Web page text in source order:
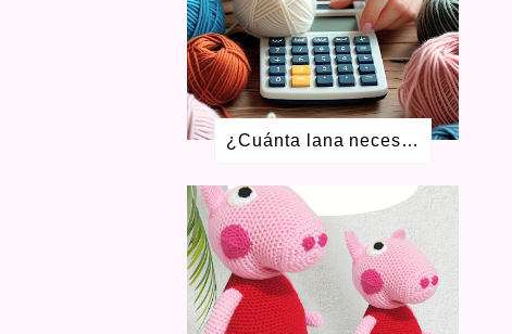
ABRIL 2021
4
FEBRERO 2021
4
ENERO 2021
1
DICIEMBRE 2020
4
NOVIEMBRE 2020
2
MARZO 2020
ENERO 2020
DICIEMBRE 2019
2
OCTUBRE 2019
2
SEPTIEMBRE 2019
1
AGOSTO 2019
3
¿Cuánta lana necesito para tejer? Aprende a calcular ovillos + calculadora gratis